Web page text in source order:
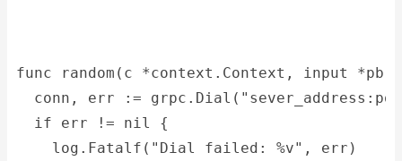
func random(c *context.Context, input
conn, err :=
  if err != nil {
    log.Fatalf("Dial failed: %v", err)